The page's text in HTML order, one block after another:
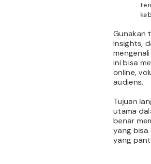
Gunakan
Insights,
ini bisa
online,
audiens.
Tujuan
utama
benar
yang bisa
yang